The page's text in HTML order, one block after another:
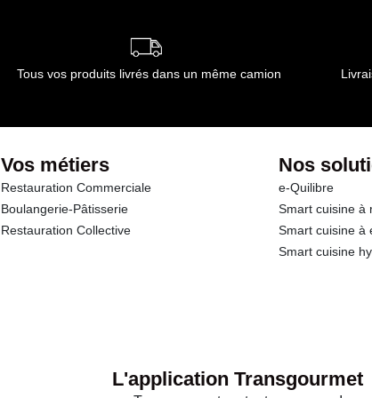
Tous vos produits livrés dans un même camion
Vos métiers
Restauration Commerciale
Boulangerie-Pâtisserie
Restauration Collective
Nos
e-Quilibre
Smart cuisine à
Smart cuisine à
Smart cuisine
L'application Transgourmet